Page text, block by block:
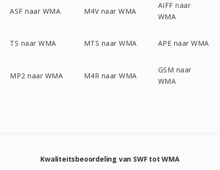
ASF naar WMA M4V naar WMA
AIFF naar
WMA
TS naar WMA MTS naar WMA APE naar WMA
MP2 naar WMA M4R naar WMA
GSM naar
WMA
Kwaliteitsbeoordeling van SWF tot WMA